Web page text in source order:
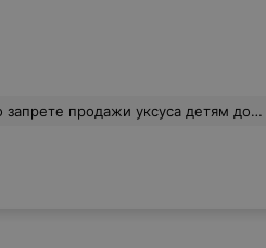
такого объявления в магазине нет. Где то за спиной у кассира,может что-то и есть,но я с этим не была ознакомлена!